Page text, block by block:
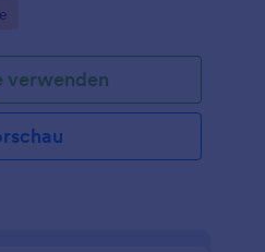
zentral
verwenden